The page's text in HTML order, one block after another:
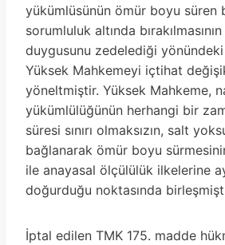
yükümlüsünün ömür boyu süren
sorumluluk altında
duygusunu zedelediği yönündeki
Yüksek Mahkemeyi içtihat
yöneltmiştir. Yüksek Mahkeme,
yükümlülüğünün herhangi bir
süresi sınırı olmaksızın, salt
bağlanarak ömür boyu
ile anayasal ölçülülük ilkelerine
doğurduğu noktasında
İptal edilen TMK 175. madde